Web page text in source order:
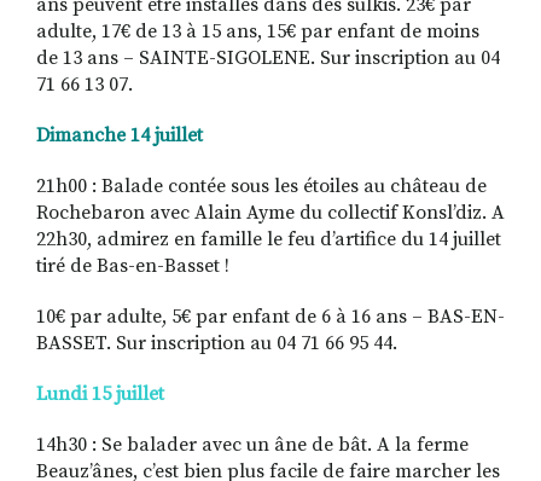
ans peuvent être installés dans des sulkis. 23€ par
adulte, 17€ de 13 à 15 ans, 15€ par enfant de moins
de 13 ans – SAINTE-SIGOLENE. Sur inscription au 04
71 66 13 07.
Dimanche 14 juillet
21h00 : Balade contée sous les étoiles au château de
Rochebaron avec Alain Ayme du collectif Konsl’diz. A
22h30, admirez en famille le feu d’artifice du 14 juillet
tiré de Bas-en-Basset !
10€ par adulte, 5€ par enfant de 6 à 16 ans – BAS-EN-
BASSET. Sur inscription au 04 71 66 95 44.
Lundi 15 juillet
14h30 : Se balader avec un âne de bât. A la ferme
Beauz’ânes, c’est bien plus facile de faire marcher les